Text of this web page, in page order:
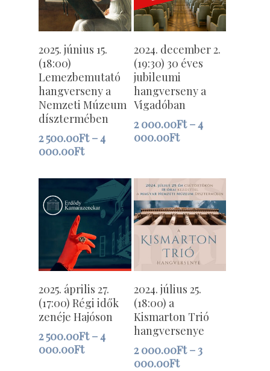
Opciók
Választása /
Choose Options
2025. június 15.
(18:00)
Lemezbemutató
hangverseny a
Nemzeti Múzeum
dísztermében
2 500.00Ft–4
000.00Ft
Opciók
Választása /
Choose Options
2024. december 2.
(19:30) 30 éves
jubileumi
hangverseny a
Vigadóban
2 000.00Ft–4
000.00Ft
Opciók
Választása /
Choose Options
2025. április 27.
(17:00) Régi idők
zenéje Hajóson
2 500.00Ft–4
000.00Ft
Opciók
Választása /
Choose Options
2024. július 25.
(18:00) a
Kismarton Trió
hangversenye
2 000.00Ft– 3
000.00Ft